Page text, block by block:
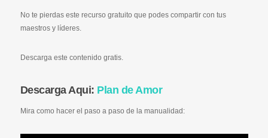
No te pierdas este recurso gratuito que podes compartir con tus
maestros y líderes.
Descarga este contenido gratis.
Descarga Aqui: Plan de Amor
Mira como hacer el paso a paso de la manualidad: